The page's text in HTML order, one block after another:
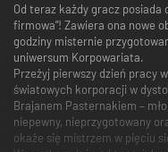
Od teraz każdy gracz
firmowa”! Zawiera ona nowe
godziny misternie
uniwersum Korpowariata.
Przeżyj pierwszy dzień pracy
światowych korporacji w
Brajanem Pasternakiem –
niepewny, nieprzygotowany
okaże się mistrzem w pięciu